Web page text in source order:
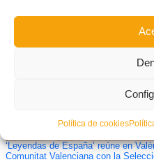
Política de cookies
‘Leyendas de España’ reúne en
Comunitat Valenciana con la